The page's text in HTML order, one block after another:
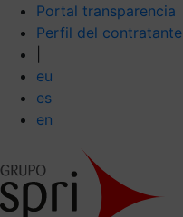
Portal transparencia
Perfil del contratante
eu
es
en